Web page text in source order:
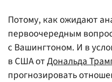
Потому, как ожидают
первоочередным
с Вашингтоном. И в
в США отДональда
прогнозировать